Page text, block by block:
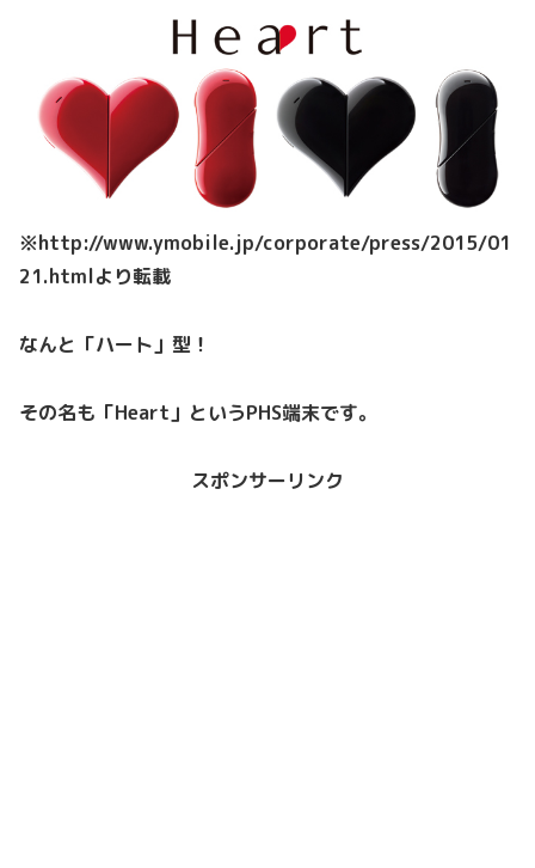
※http://www.ymobile.jp/corporate/press/2015/01
21.htmlより転載
なんと「ハート」型！
その名も「Heart」というPHS端末です。
スポンサーリンク